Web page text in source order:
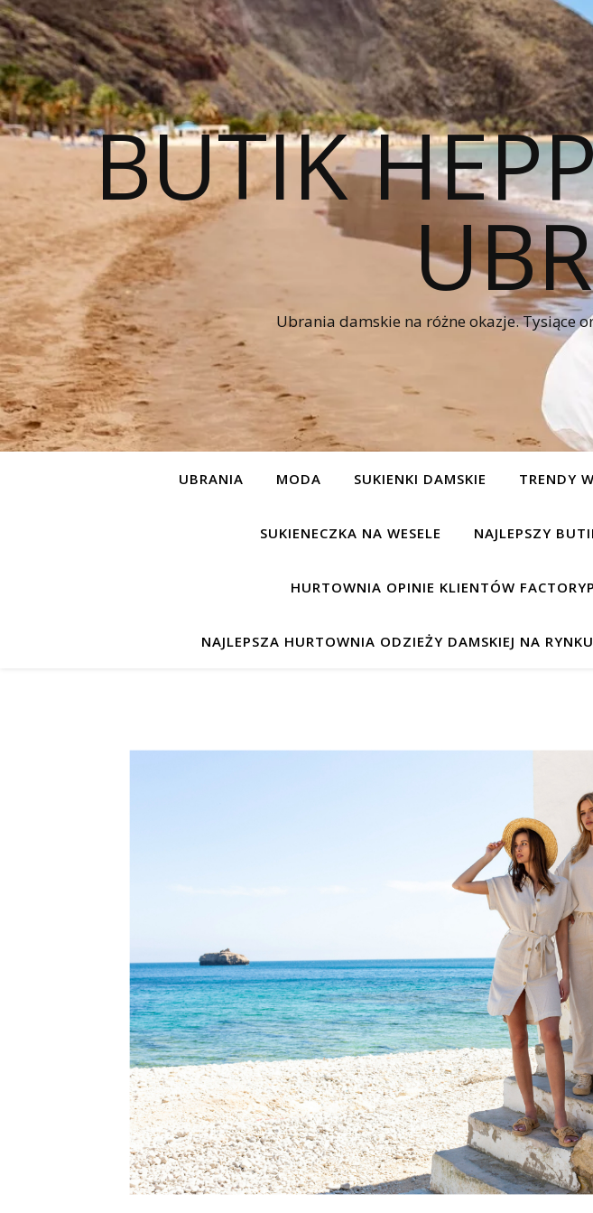
BUTIK
Ubrania damskie na różne okazje. Tysiące
UBRANIA MODA SUKIENKI DAMSKIE TRENDY
SUKIENECZKA NA WESELE NAJLEPSZY
HURTOWNIA OPINIE KLIENTÓW
NAJLEPSZA HURTOWNIA ODZIEŻY DAMSKIEJ NA RYNKU